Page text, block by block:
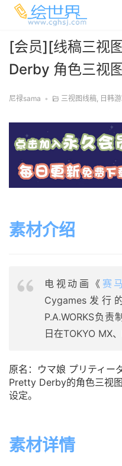
[会员][线稿三视
Derby 角色三视
尼禄sama • 三视图线稿, 日韩
素材介绍
电视动画《 赛
Cygames发行
P.A.WORKS负
日在TOKYO MX、
原名：ウマ娘 プリティー
Pretty Derby的角色三视
设定。
素材详情